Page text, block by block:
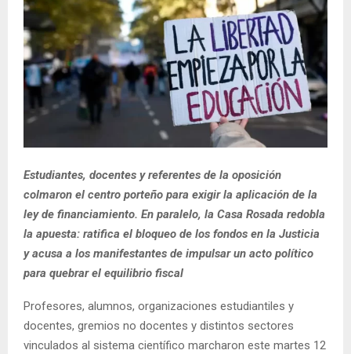
Estudiantes, docentes y referentes de la oposición
colmaron el centro porteño para exigir la aplicación de la
ley de financiamiento. En paralelo, la Casa Rosada redobla
la apuesta: ratifica el bloqueo de los fondos en la Justicia
y acusa a los manifestantes de impulsar un acto político
para quebrar el equilibrio fiscal
Profesores, alumnos, organizaciones estudiantiles y
docentes, gremios no docentes y distintos sectores
vinculados al sistema científico marcharon este martes 12